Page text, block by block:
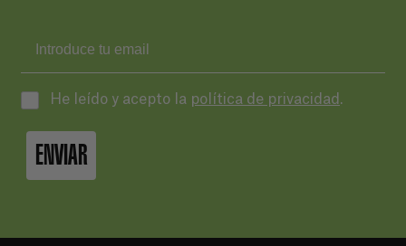
He leído y acepto la política de privacidad .
ENVIAR